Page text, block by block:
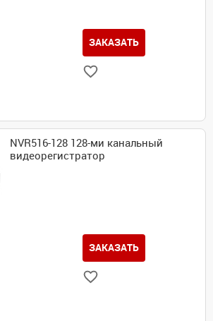
ЗАКАЗАТЬ
NVR516-128 128-ми канальный
видеорегистратор
ЗАКАЗАТЬ